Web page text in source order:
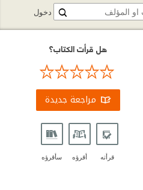
هل قرأت الكتاب؟
مراجعة جديدة
قرأته أقرؤه سأقرؤه
دخول